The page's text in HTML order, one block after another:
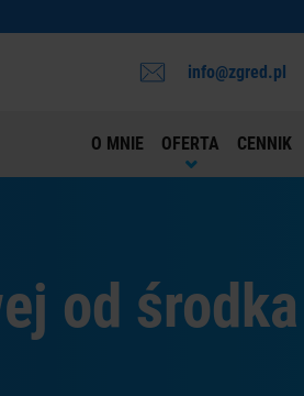
info@zgred.pl
O MNIE OFERTA CENNIK
od środka